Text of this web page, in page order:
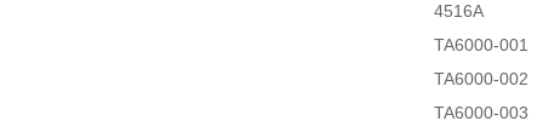
4516A
TA6000-001
TA6000-002
TA6000-003